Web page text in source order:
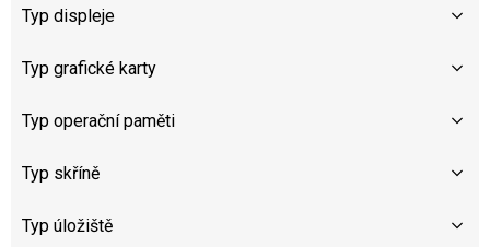
Typ displeje
Typ grafické karty
Typ operační paměti
Typ skříně
Typ úložiště